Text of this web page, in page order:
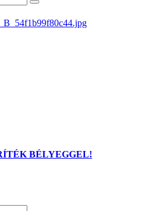
BÉLYEGGEL!